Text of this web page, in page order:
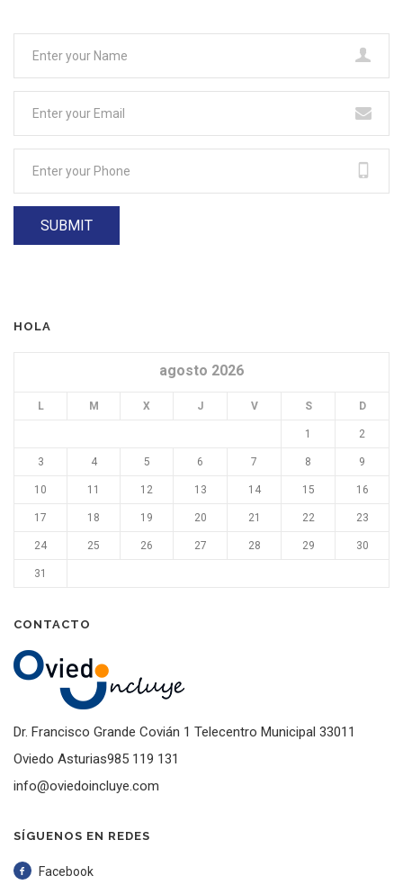
HOLA
agosto 2026
L M X J V S D
1 2
3 4 5 6 7 8 9
10 11 12 13 14 15 16
17 18 19 20 21 22 23
24 25 26 27 28 29 30
31
CONTACTO
Dr. Francisco Grande Covián 1 Telecentro Municipal 33011
Oviedo Asturias985 119 131
info@oviedoincluye.com
SÍGUENOS EN REDES
Facebook